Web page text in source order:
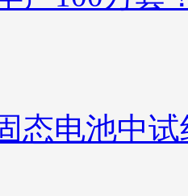
态电池中